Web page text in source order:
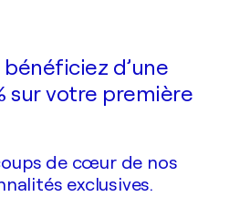
commande
d’une
sur votre première
de cœur de nos
exclusives.